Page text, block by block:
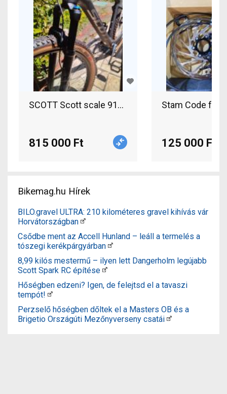
SCOTT
815 000 Ft
Stam Code
125 000 Ft
Bikemag.hu Hírek
BILO.gravel ULTRA: 210 kilométeres gravel kihívás vár
Horvátországban
Csődbe ment az Accell Hunland – leáll a termelés a
tószegi kerékpárgyárban
8,99 kilós mestermű – ilyen lett Dangerholm legújabb
Scott Spark RC építése
Hőségben edzeni? Igen, de felejtsd el a tavaszi
tempót!
Perzselő hőségben dőltek el a Masters OB és a
Brigetio Országúti Mezőnyverseny csatái